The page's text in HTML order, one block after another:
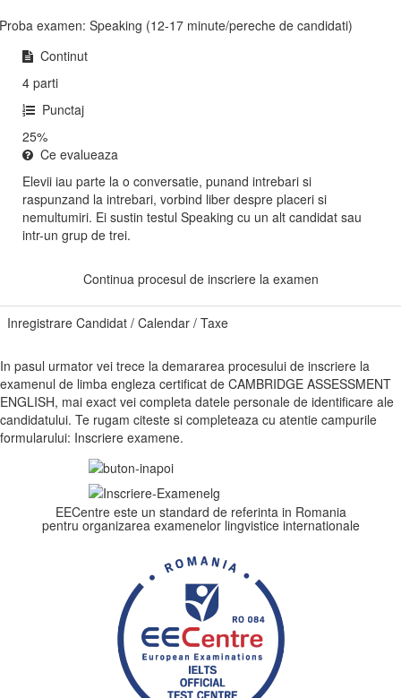
Proba examen: Speaking (12-17 minute/pereche de candidati)
Continut
4 parti
Punctaj
25%
Ce evalueaza
Elevii iau parte la o conversatie, punand intrebari si
raspunzand la intrebari, vorbind liber despre placeri si
nemultumiri. Ei sustin testul Speaking cu un alt candidat sau
intr-un grup de trei.
Continua procesul de inscriere la examen
Inregistrare Candidat / Calendar / Taxe
In pasul urmator vei trece la demararea procesului de inscriere la
examenul de limba engleza certificat de CAMBRIDGE ASSESSMENT
ENGLISH, mai exact vei completa datele personale de identificare ale
candidatului. Te rugam citeste si completeaza cu atentie campurile
formularului: Inscriere examene.
EECentre este un standard de referinta in Romania
pentru organizarea examenelor lingvistice internationale